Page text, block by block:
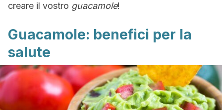
creare il vostro guacamole!
Guacamole: benefici per la
salute